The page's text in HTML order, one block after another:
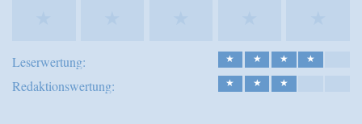
Leserwertung: ★ ★ ★ ★
Redaktionswertung: ★ ★ ★